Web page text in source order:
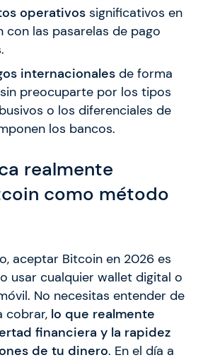
operativossignificativos en
con las pasarelas de pago
internacionalesde forma
preocuparte por los tipos
o los diferenciales de
los bancos.
realmente
como método
aceptar Bitcoin en 2026 es
usar cualquier wallet digital o
No necesitas entender de
cobrar, lo que realmente
financiera y la rapidez
de tu dinero. En el día a